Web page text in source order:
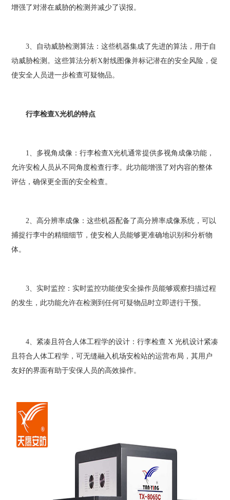
增强了对潜在威胁的检测并减少了误报。
3、自动威胁检测算法：这些机器集成了先进的算法，用于自
动威胁检测。这些算法分析X射线图像并标记潜在的安全风险，促
使安全人员进一步检查可疑物品。
行李检查X光机的特点
1、多视角成像：行李检查X光机通常提供多视角成像功能，
允许安检人员从不同角度检查行李。此功能增强了对内容的整体
评估，确保更全面的安全检查。
2、高分辨率成像：这些机器配备了高分辨率成像系统，可以
捕捉行李中的精细细节，使安检人员能够更准确地识别和分析物
体。
3、实时监控：实时监控功能使安全操作员能够观察扫描过程
的发生，此功能允许在检测到任何可疑物品时立即进行干预。
4、紧凑且符合人体工程学的设计：行李检查 X 光机设计紧凑
且符合人体工程学，可无缝融入机场安检站的运营布局，其用户
友好的界面有助于安保人员的高效操作。